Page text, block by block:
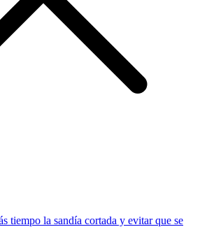
tiempo la sandía cortada y evitar que se